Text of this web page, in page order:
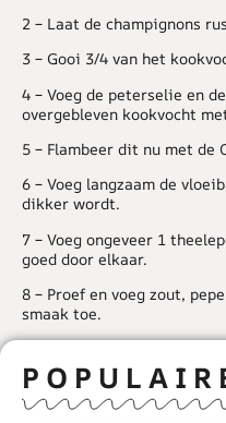
2 – Laat de champignons
3 – Gooi 3/4 van het
4 – Voeg de peterselie en
overgebleven kookvocht
5 – Flambeer dit nu met de
6 – Voeg langzaam de
dikker wordt.
7 – Voeg ongeveer 1
goed door elkaar.
8 – Proef en voeg zout,
smaak toe.